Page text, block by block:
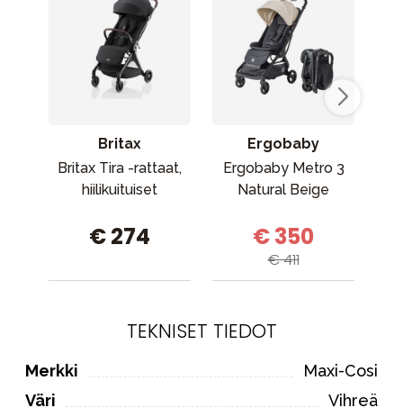
Britax
Britax Tira -rattaat,
hiilikuituiset
€ 274
Ergobaby
Ergobaby Metro 3
Natural Beige
€ 350
€ 411
TEKNISET TIEDOT
Merkki
Maxi-Cosi
Väri
Vihreä